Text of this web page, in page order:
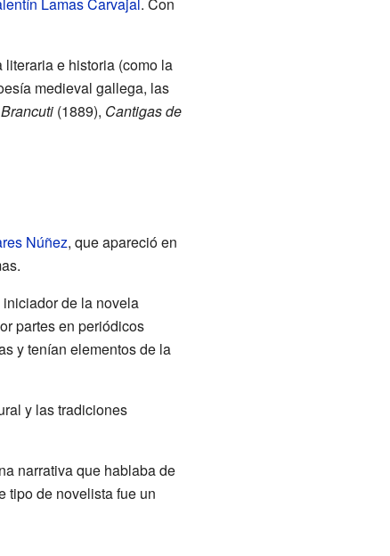
e historia (como la
medieval gallega, las
(1889), Cantigas de
Núñez, que apareció en
de la novela
partes en periódicos
y tenían elementos de la
y las tradiciones
narrativa que hablaba de
tipo de novelista fue un